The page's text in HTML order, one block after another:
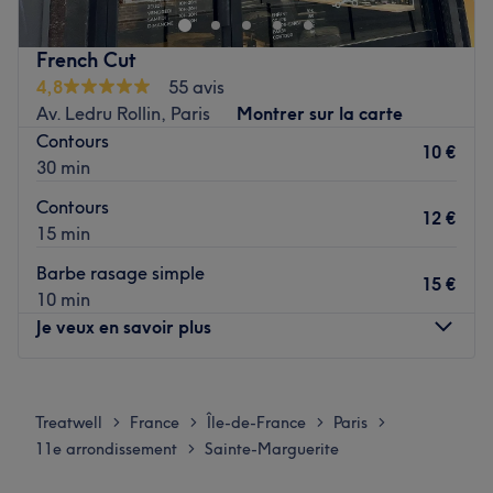
lumineux, situé dans un passage au calme dans un
quartier très vivant, est propice à la détente.
Transports publics les plus proches
L'espace Terapya est idéalement situé à une minute à
pied du métro Ledru-Rollin (ligne 8) et à quatre minutes
à pied du métro Charonne (ligne 9), facilitant votre accès
depuis tout Paris.
French Cut
4,8
55 avis
Av. Ledru Rollin, Paris
Montrer sur la carte
Contours
30 min
10 €
Contours
15 min
12 €
Barbe rasage simple
10 min
15 €
Je veux en savoir plus
Mardi
10:30 –
Mercredi
Treatwell > France > Île-de-France > Paris >
11e arrondissement > Sainte-Marguerite